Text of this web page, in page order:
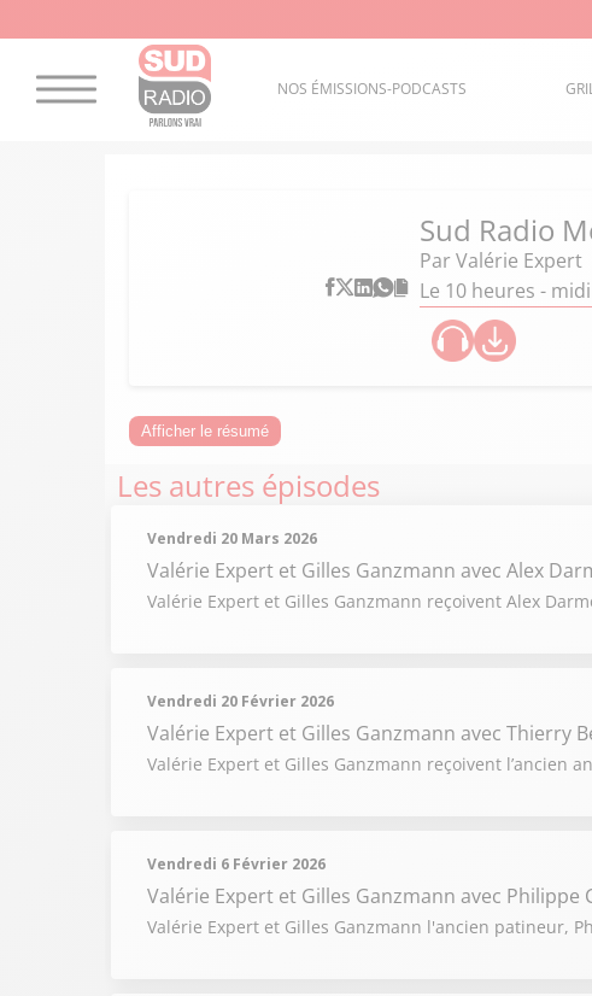
NOS ÉMISSIONS-PODCASTS
Sud Radio
Par Valérie Expert
Le 10 heures -
Afficher le résumé
Les autres épisodes
Vendredi 20 Mars 2026
Valérie Expert et Gilles Ganzmann avec Alex
Valérie Expert et Gilles Ganzmann reçoivent Alex
Vendredi 20 Février 2026
Valérie Expert et Gilles Ganzmann avec Thierry
Valérie Expert et Gilles Ganzmann reçoivent l’ancien
Vendredi 6 Février 2026
Valérie Expert et Gilles Ganzmann avec Philippe
Valérie Expert et Gilles Ganzmann l'ancien patineur,